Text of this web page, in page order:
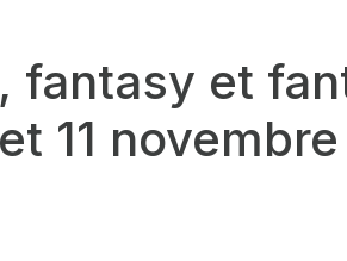
fantasy et
11